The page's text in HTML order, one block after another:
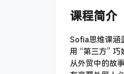
课程简介
Sofia思维课涵
用 “第三方”
从外贸中的故